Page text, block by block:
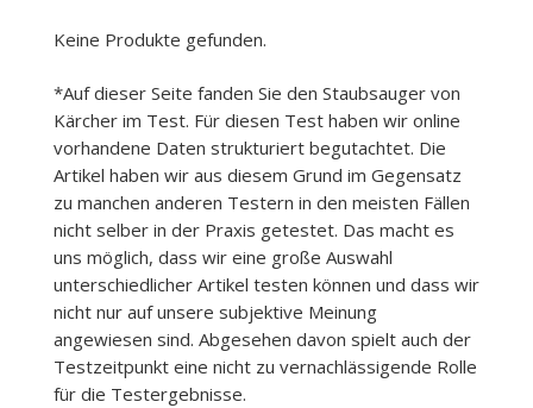
Keine Produkte gefunden.
*Auf dieser Seite fanden Sie den Staubsauger von
Kärcher im Test. Für diesen Test haben wir online
vorhandene Daten strukturiert begutachtet. Die
Artikel haben wir aus diesem Grund im Gegensatz
zu manchen anderen Testern in den meisten Fällen
nicht selber in der Praxis getestet. Das macht es
uns möglich, dass wir eine große Auswahl
unterschiedlicher Artikel testen können und dass wir
nicht nur auf unsere subjektive Meinung
angewiesen sind. Abgesehen davon spielt auch der
Testzeitpunkt eine nicht zu vernachlässigende Rolle
für die Testergebnisse.